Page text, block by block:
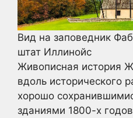
Вид на заповедник
штат Иллинойс
Живописная история
вдоль исторического
хорошо
зданиями 1800-х